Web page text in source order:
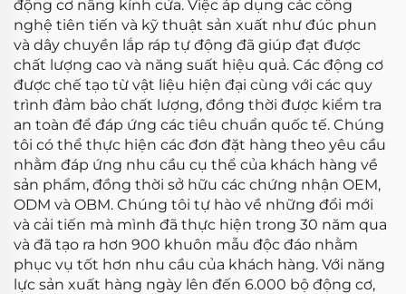
động cơ nâng kính cửa. Việc áp dụng các công
nghệ tiên tiến và kỹ thuật sản xuất như đúc phun
và dây chuyền lắp ráp tự động đã giúp đạt được
chất lượng cao và năng suất hiệu quả. Các động cơ
được chế tạo từ vật liệu hiện đại cùng với các quy
trình đảm bảo chất lượng, đồng thời được kiểm tra
an toàn để đáp ứng các tiêu chuẩn quốc tế. Chúng
tôi có thể thực hiện các đơn đặt hàng theo yêu cầu
nhằm đáp ứng nhu cầu cụ thể của khách hàng về
sản phẩm, đồng thời sở hữu các chứng nhận OEM,
ODM và OBM. Chúng tôi tự hào về những đổi mới
và cải tiến mà mình đã thực hiện trong 30 năm qua
và đã tạo ra hơn 900 khuôn mẫu độc đáo nhằm
phục vụ tốt hơn nhu cầu của khách hàng. Với năng
lực sản xuất hàng ngày lên đến 6.000 bộ động cơ,